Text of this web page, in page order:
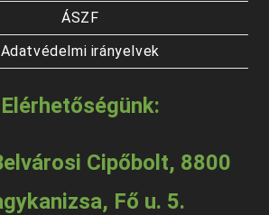
ÁSZF
Adatvédelmi irányelvek
Elérhetőségünk:
Cipőbolt, 8800
Fő u. 5.